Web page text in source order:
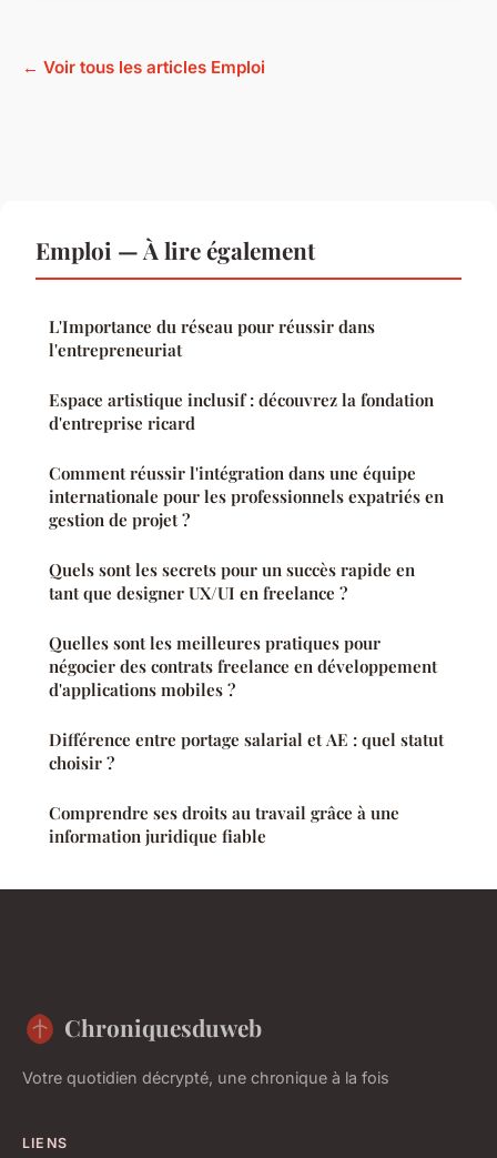
← Voir tous les articles Emploi
Emploi — À lire également
L'Importance du réseau pour réussir dans
l'entrepreneuriat
Espace artistique inclusif : découvrez la fondation
d'entreprise ricard
Comment réussir l'intégration dans une équipe
internationale pour les professionnels expatriés en
gestion de projet ?
Quels sont les secrets pour un succès rapide en
tant que designer UX/UI en freelance ?
Quelles sont les meilleures pratiques pour
négocier des contrats freelance en développement
d'applications mobiles ?
Différence entre portage salarial et AE : quel statut
choisir ?
Comprendre ses droits au travail grâce à une
information juridique fiable
Chroniquesduweb
Votre quotidien décrypté, une chronique à la fois
LIENS